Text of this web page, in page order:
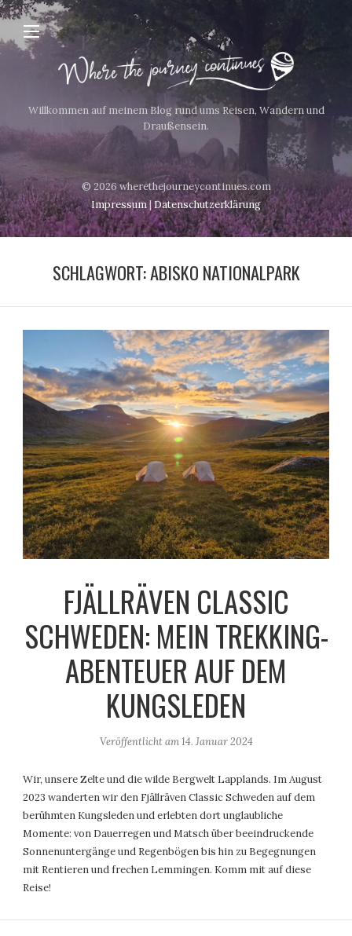
Willkommen auf meinem Blog rund ums Reisen, Wandern und
Draußensein.
© 2026 wherethejourneycontinues.com
Impressum|Datenschutzerklärung
SCHLAGWORT:ABISKO NATIONALPARK
FJÄLLRÄVEN CLASSIC
SCHWEDEN: MEIN TREKKING-
ABENTEUER AUF DEM
KUNGSLEDEN
Veröffentlicht am 14. Januar 2024
Wir, unsere Zelte und die wilde Bergwelt Lapplands. Im August
2023 wanderten wir den Fjällräven Classic Schweden auf dem
berühmten Kungsleden und erlebten dort unglaubliche
Momente: von Dauerregen und Matsch über beeindruckende
Sonnenuntergänge und Regenbögen bis hin zu Begegnungen
mit Rentieren und frechen Lemmingen. Komm mit auf diese
Reise!